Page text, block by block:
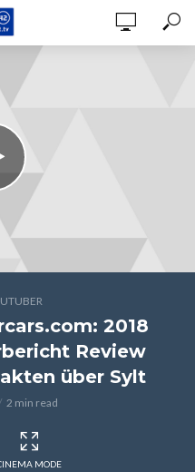
2018
Review
über Sylt
2 min read
MODE